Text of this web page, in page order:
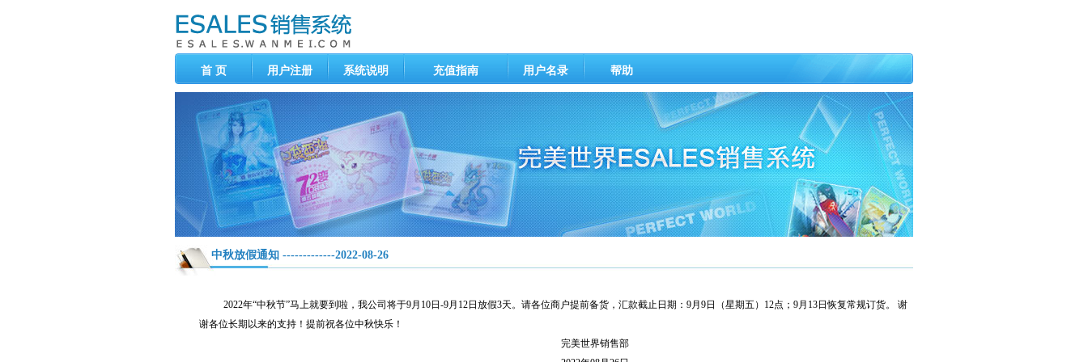
首 页 用户注册 系统说明 充值指南 用户名录 帮助
中秋放假通知 -------------2022-08-26
2022年“中秋节”马上就要到啦，我公司将于9月10日-9月12日放假3天。请各位商户提前备货，汇款截止日期：9月9日（星期五）12点；9月13日恢复常规订货。 谢
谢各位长期以来的支持！提前祝各位中秋快乐！
完美世界销售部